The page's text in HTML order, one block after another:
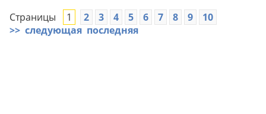
Страницы
1 2 3 4 5 6 7 8 9
10
>> следующая последняя